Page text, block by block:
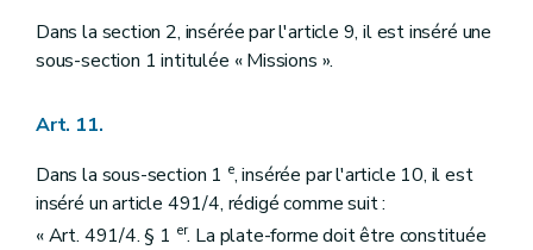
Dans la section 2, insérée par l'article 9, il est inséré une
sous-section 1 intitulée « Missions ».
Art. 11.
Dans la sous-section 1 e, insérée par l'article 10, il est
inséré un article 491/4, rédigé comme suit :
« Art. 491/4. § 1 er. La plate-forme doit être constituée